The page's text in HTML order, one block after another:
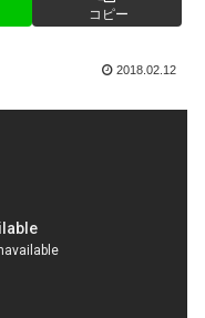
コピー
2018.02.12